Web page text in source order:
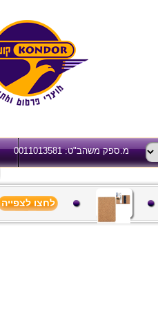
מ.ספק משהב"ט: 0011013581
לחצו לצפייה